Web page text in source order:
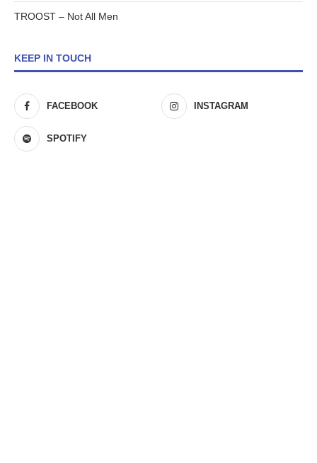
TROOST – Not All Men
KEEP IN TOUCH
FACEBOOK INSTAGRAM
SPOTIFY